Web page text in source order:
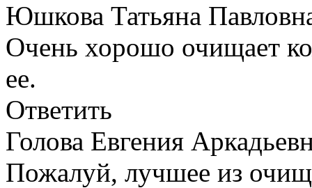
Юшкова Татьяна
Очень хорошо очищает
ее.
Ответить
Голова Евгения
Пожалуй, лучшее из